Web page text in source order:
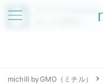
アプリでmichillが
michill byGMO（ミチル）